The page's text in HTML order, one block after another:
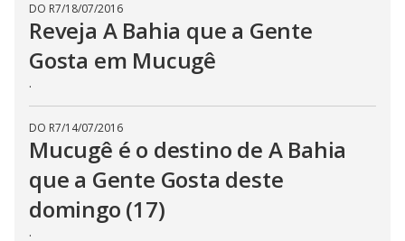
DO R7/18/07/2016
Reveja A Bahia que a Gente
Gosta em Mucugê
.
DO R7/14/07/2016
Mucugê é o destino de A Bahia
que a Gente Gosta deste
domingo (17)
.